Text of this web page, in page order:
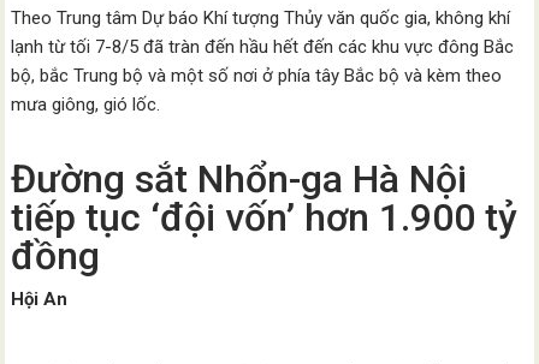
Theo Trung tâm Dự báo Khí tượng Thủy văn quốc gia, không khí
lạnh từ tối 7-8/5 đã tràn đến hầu hết đến các khu vực đông Bắc
bộ, bắc Trung bộ và một số nơi ở phía tây Bắc bộ và kèm theo
mưa giông, gió lốc.
Đường sắt Nhổn-ga Hà Nội
tiếp tục ‘đội vốn’ hơn 1.900 tỷ
đồng
Hội An